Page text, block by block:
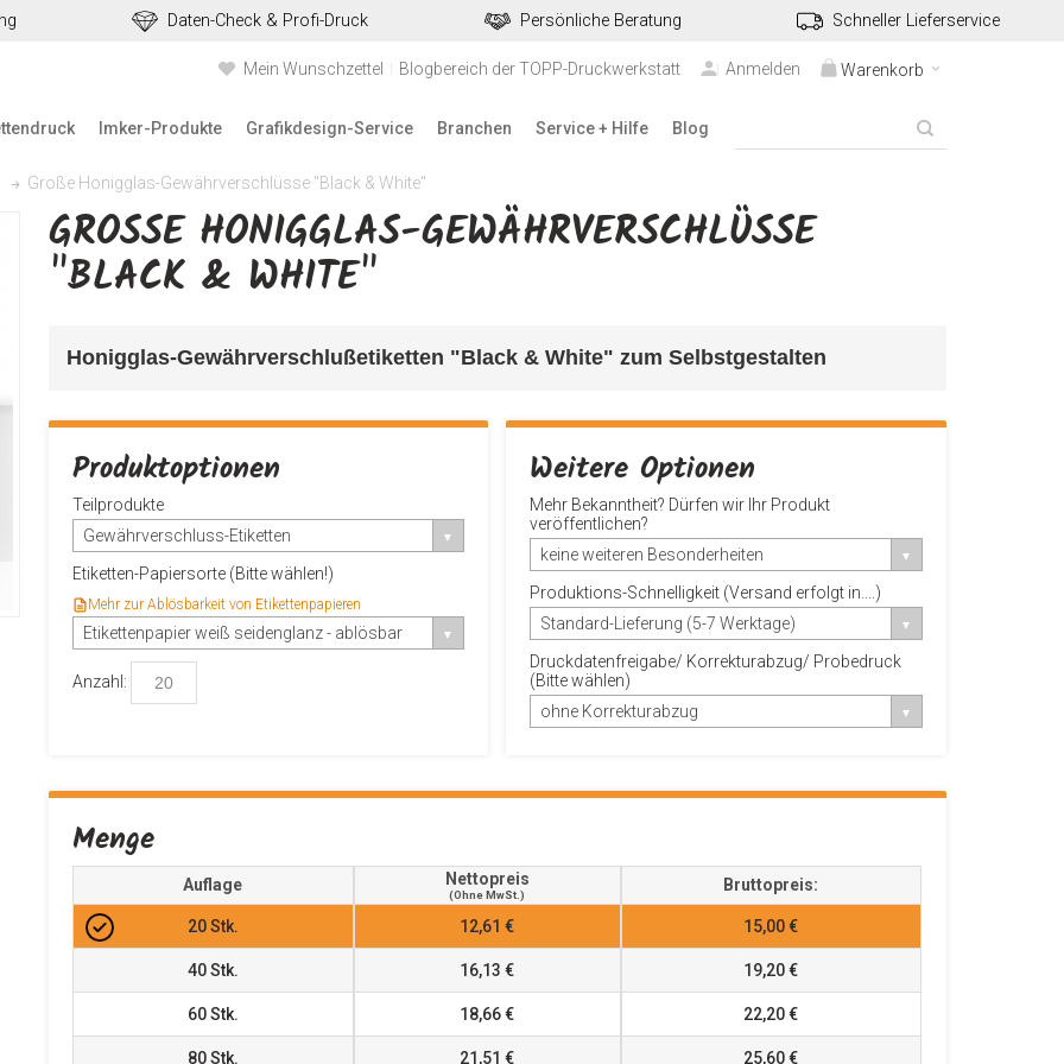
Daten-Check & Profi-Druck Persönliche Beratung Schneller Lieferservice
Warenkorb
Mein Wunschzettel Blogbereich der TOPP-Druckwerkstatt Anmelden
Imker-Produkte Grafikdesign-Service Branchen Service + Hilfe Blog
Große Honigglas-Gewährverschlüsse "Black & White"
GROSSE HONIGGLAS-GEWÄHRVERSCHLÜSSE "
BLACK & WHITE"
Honigglas-Gewährverschlußetiketten "Black & White" zum Selbstgestalten
Produktoptionen
Teilprodukte
Gewährverschluss-Etiketten
Etiketten-Papiersorte (Bitte wählen!)
Mehr zur Ablösbarkeit von Etikettenpapieren
Etikettenpapier weiß seidenglanz - ablösbar
Anzahl:
Weitere Optionen
Mehr Bekanntheit? Dürfen wir Ihr Produkt
veröffentlichen?
keine weiteren Besonderheiten
Produktions-Schnelligkeit (Versand erfolgt in....)
Standard-Lieferung (5-7 Werktage)
Druckdatenfreigabe/ Korrekturabzug/ Probedruck
(Bitte wählen)
ohne Korrekturabzug
Menge
Auflage Nettopreis
(ohne MwSt.)
Bruttopreis:
20Stk. 12,61 € 15,00 €
40Stk. 16,13 € 19,20 €
60Stk. 18,66 € 22,20 €
80Stk. 21,51 € 25,60 €